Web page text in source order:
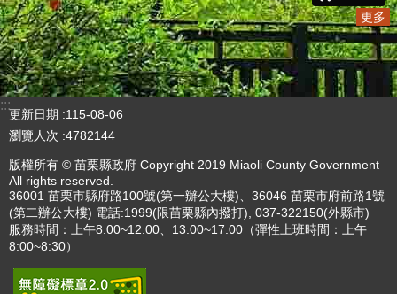
更多
:::
更新日期
115-08-06
瀏覽人次 4782144
版權所有 © 苗栗縣政府 Copyright 2019 Miaoli County Government
All rights reserved.
36001 苗栗市縣府路100號(第一辦公大樓)、36046 苗栗市府前路1號
(第二辦公大樓) 電話:1999(限苗栗縣內撥打), 037-322150(外縣市)
服務時間：上午8:00~12:00、13:00~17:00（彈性上班時間：上午
8:00~8:30）